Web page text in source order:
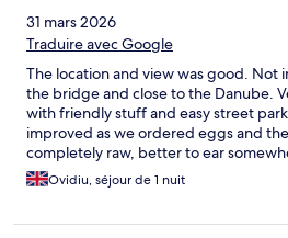
31 mars 2026
Traduire avec Google
The location and view was good. Not
the bridge and close to the Danube.
with friendly stuff and easy street
improved as we ordered eggs and
completely raw, better to ear
restaurants on site but they were
Ovidiu, séjour de 1 nuit